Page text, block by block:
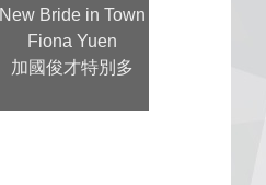
New Bride in Town
Fiona Yuen
加國俊才特別多